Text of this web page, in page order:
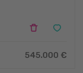
545.000 €